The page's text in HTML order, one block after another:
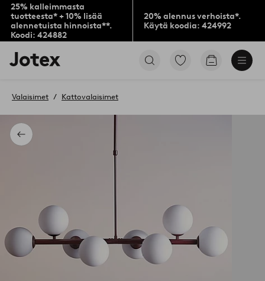
25% kalleimmasta
tuotteesta* + 10% lisää
alennetuista hinnoista**.
Koodi: 424882
20% alennus verhoista*.
Käytä koodia: 424992
Jotex-
logo
aloitussivulle
Siirry
Siirry
Takaisin
Valaisimet Kattovalaisimet